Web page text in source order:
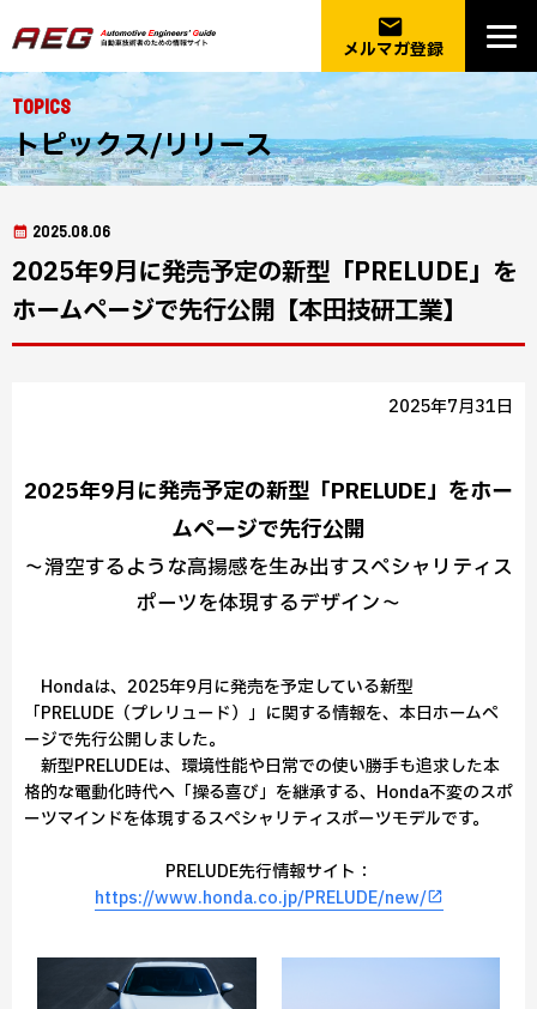
email
メルマガ登録
Topics
トピックス/リリース
2025.08.06
2025年9月に発売予定の新型「PRELUDE」を
ホームページで先行公開【本田技研工業】
2025年7月31日
2025年9月に発売予定の新型「PRELUDE」をホー
ムページで先行公開
～滑空するような高揚感を生み出すスペシャリティス
ポーツを体現するデザイン～
Hondaは、2025年9月に発売を予定している新型
「PRELUDE（プレリュード）」に関する情報を、本日ホームペ
ージで先行公開しました。
新型PRELUDEは、環境性能や日常での使い勝手も追求した本
格的な電動化時代へ「操る喜び」を継承する、Honda不変のスポ
ーツマインドを体現するスペシャリティスポーツモデルです。
PRELUDE先行情報サイト：
https://www.honda.co.jp/PRELUDE/new/